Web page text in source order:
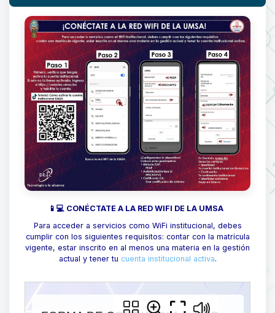
📱💻 CONÉCTATE A LA RED WIFI DE LA UMSA
Para acceder a servicios como WiFi institucional, debes
cumplir con los siguientes requisitos: contar con la matrícula
vigente, estar inscrito en al menos una materia en la gestión
actual y tener tu cuenta institucional activa.